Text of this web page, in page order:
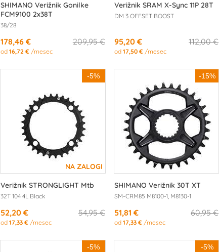
SHIMANO Verižnik Gonilke
FCM9100 2x38T
38/28
209,95 €
178,46 €
od16,72 € /mesec
Verižnik SRAM X-Sync 11P 28T
DM 3 OFFSET BOOST
112,00 €
95,20 €
od 17,50 € /mesec
-5%
Verižnik STRONGLIGHT Mtb
32T 104 4L Black
54,95 €
52,20 €
od17,33 € /mesec
-15%
SHIMANO Verižnik 30T XT
SM-CRM85 M8100-1, M8130-1
60,95 €
51,81 €
od 17,33 € /mesec
-5% -5%